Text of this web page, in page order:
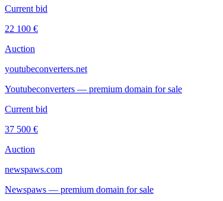
Current bid
22 100 €
Auction
youtubeconverters.net
Youtubeconverters — premium domain for sale
Current bid
37 500 €
Auction
newspaws.com
Newspaws — premium domain for sale